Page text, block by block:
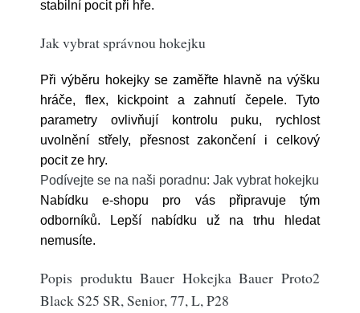
stabilní pocit při hře.
Jak vybrat správnou hokejku
Při výběru hokejky se zaměřte hlavně na výšku
hráče, flex, kickpoint a zahnutí čepele. Tyto
parametry ovlivňují kontrolu puku, rychlost
uvolnění střely, přesnost zakončení i celkový
pocit ze hry.
Podívejte se na naši poradnu: Jak vybrat hokejku
Nabídku e-shopu pro vás připravuje tým
odborníků. Lepší nabídku už na trhu hledat
nemusíte.
Popis produktu Bauer Hokejka Bauer Proto2
Black S25 SR, Senior, 77, L, P28